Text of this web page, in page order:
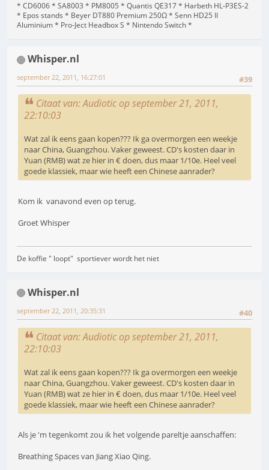
* CD6006 * SA8003 * PM8005 * Quantis QE317 * Harbeth HL-P3ES-2
* Epos stands * Beyer DT880 Premium 250Ω * Senn HD25 II
Aluminium * Pro-Ject Headbox S * Nintendo Switch *
Whisper.nl
#39
september 22, 2011, 16:27:01
Citaat van: Audiotic op september 21, 2011,
22:10:03
Wat zal ik eens gaan kopen??? Ik ga overmorgen een weekje
naar China, Guangzhou. Vaker geweest. CD's kosten daar in
Yuan (RMB) wat ze hier in € doen, dus maar 1/10e. Heel veel
goede klassiek, maar wie heeft een Chinese aanrader?
Kom ik vanavond even op terug.
Groet Whisper
De koffie " loopt" sportiever wordt het niet
Whisper.nl
#40
september 22, 2011, 20:35:31
Citaat van: Audiotic op september 21, 2011,
22:10:03
Wat zal ik eens gaan kopen??? Ik ga overmorgen een weekje
naar China, Guangzhou. Vaker geweest. CD's kosten daar in
Yuan (RMB) wat ze hier in € doen, dus maar 1/10e. Heel veel
goede klassiek, maar wie heeft een Chinese aanrader?
Als je 'm tegenkomt zou ik het volgende pareltje aanschaffen:
Breathing Spaces van Jiang Xiao Qing.